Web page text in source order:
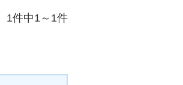
1件中1～1件